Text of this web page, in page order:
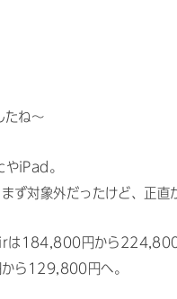
たね〜
iPad。
象外だったけど、正直か
184,800円から224,800
ら129,800円へ。